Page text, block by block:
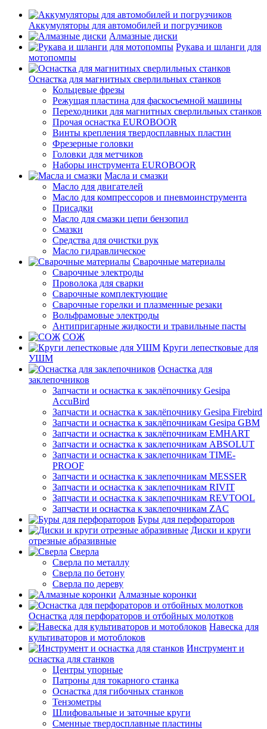
Аккумуляторы для автомобилей и погрузчиков
Алмазные диски
Рукава и шланги для
мотопомпы
Оснастка для магнитных сверлильных станков
Кольцевые фрезы
Режущая пластина для фаскосъемной машины
Переходники для магнитных сверлильных станков
Прочая оснастка EUROBOOR
Винты крепления твердосплавных пластин
Фрезерные головки
Головки для метчиков
Наборы инструмента EUROBOOR
Масла и смазки
Масло для двигателей
Масло для компрессоров и пневмоинструмента
Присадки
Масло для смазки цепи бензопил
Смазки
Средства для очистки рук
Масло гидравлическое
Сварочные материалы
Сварочные электроды
Проволока для сварки
Сварочные комплектующие
Сварочные горелки и плазменные резаки
Вольфрамовые электроды
Антипригарные жидкости и травильные пасты
СОЖ
Круги лепестковые для
УШМ
Оснастка для
заклепочников
Запчасти и оснастка к заклёпочнику Gesipa
AccuBird
Запчасти и оснастка к заклёпочнику Gesipa Firebird
Запчасти и оснастка к заклёпочникам Gesipa GBM
Запчасти и оснастка к заклёпочникам EMHART
Запчасти и оснастка к заклепочникам ABSOLUT
Запчасти и оснастка к заклепочникам TIME-
PROOF
Запчасти и оснастка к заклепочникам MESSER
Запчасти и оснастка к заклепочникам RIVIT
Запчасти и оснастка к заклепочникам REVTOOL
Запчасти и оснастка к заклепочникам ZAC
Буры для перфораторов
Диски и круги
отрезные абразивные
Сверла
Сверла по металлу
Сверла по бетону
Сверла по дереву
Алмазные коронки
Оснастка для перфораторов и отбойных молотков
Навеска для
культиваторов и мотоблоков
Инструмент и
оснастка для станков
Центры упорные
Патроны для токарного станка
Оснастка для гибочных станков
Тензометры
Шлифовальные и заточные круги
Сменные твердосплавные пластины